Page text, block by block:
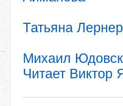
Татьяна
Михаил
Читает Виктор